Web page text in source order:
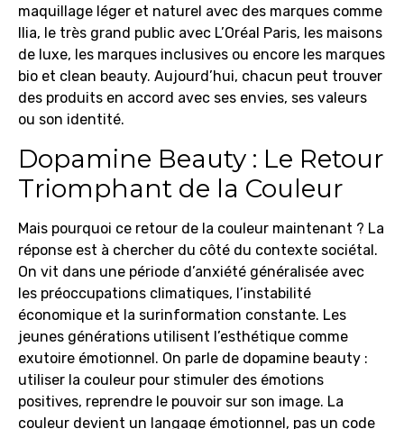
maquillage léger et naturel avec des marques comme
Ilia, le très grand public avec L’Oréal Paris, les maisons
de luxe, les marques inclusives ou encore les marques
bio et clean beauty. Aujourd’hui, chacun peut trouver
des produits en accord avec ses envies, ses valeurs
ou son identité.
Dopamine Beauty : Le Retour
Triomphant de la Couleur
Mais pourquoi ce retour de la couleur maintenant ? La
réponse est à chercher du côté du contexte sociétal.
On vit dans une période d’anxiété généralisée avec
les préoccupations climatiques, l’instabilité
économique et la surinformation constante. Les
jeunes générations utilisent l’esthétique comme
exutoire émotionnel. On parle de dopamine beauty :
utiliser la couleur pour stimuler des émotions
positives, reprendre le pouvoir sur son image. La
couleur devient un langage émotionnel, pas un code